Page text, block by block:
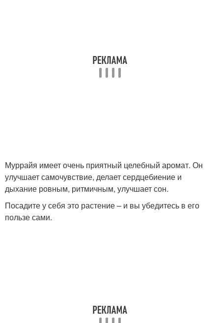
Муррайя имеет очень приятный целебный аромат. Он
улучшает самочувствие, делает сердцебиение и
дыхание ровным, ритмичным, улучшает сон.
Посадите у себя это растение – и вы убедитесь в его
пользе сами.